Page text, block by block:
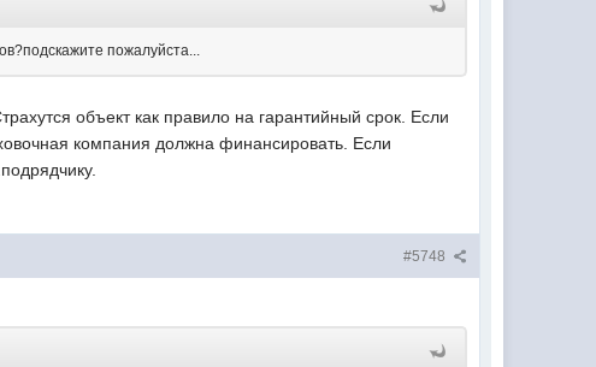
пожалуйста...
объект как правило на гарантийный срок. Если
компания должна финансировать. Если
#5748